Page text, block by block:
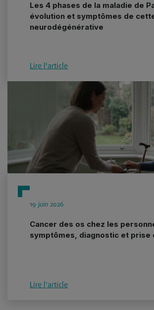
Les 4 phases de la maladie de
évolution et symptômes de
neurodégénérative
Lire l'article
19 juin 2026
Cancer des os chez les
symptômes, diagnostic et prise
Lire l'article